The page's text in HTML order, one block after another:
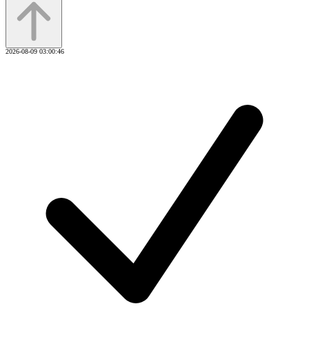
2026-08-09 03:00:46